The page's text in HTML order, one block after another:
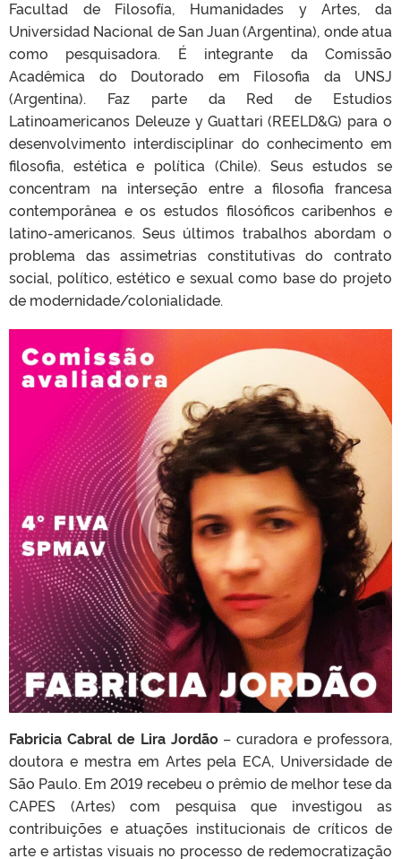
Facultad de Filosofía, Humanidades y Artes, da
Universidad Nacional de San Juan (Argentina), onde atua
como pesquisadora. É integrante da Comissão
Acadêmica do Doutorado em Filosofia da UNSJ
(Argentina). Faz parte da Red de Estudios
Latinoamericanos Deleuze y Guattari (REELD&G) para o
desenvolvimento interdisciplinar do conhecimento em
filosofia, estética e política (Chile). Seus estudos se
concentram na interseção entre a filosofia francesa
contemporânea e os estudos filosóficos caribenhos e
latino-americanos. Seus últimos trabalhos abordam o
problema das assimetrias constitutivas do contrato
social, político, estético e sexual como base do projeto
de modernidade/colonialidade.
Fabricia Cabral de Lira Jordão– curadora e professora,
doutora e mestra em Artes pela ECA, Universidade de
São Paulo. Em 2019 recebeu o prêmio de melhor tese da
CAPES (Artes) com pesquisa que investigou as
contribuições e atuações institucionais de críticos de
arte e artistas visuais no processo de redemocratização